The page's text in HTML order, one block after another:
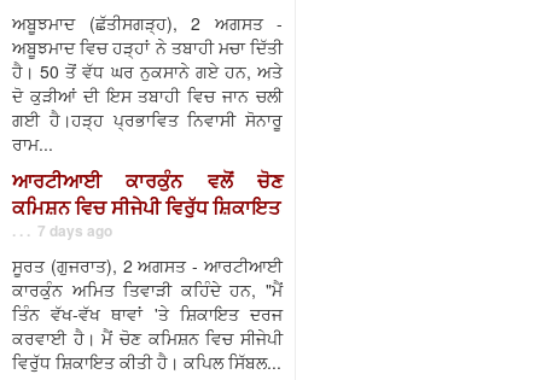
ਅਬੂਝਮਾਦ (ਛੱਤੀਸਗੜ੍ਹ), 2 ਅਗਸਤ -
ਅਬੂਝਮਾਦ ਵਿਚ ਹੜ੍ਹਾਂ ਨੇ ਤਬਾਹੀ ਮਚਾ ਦਿੱਤੀ
ਹੈ। 50 ਤੋਂ ਵੱਧ ਘਰ ਨੁਕਸਾਨੇ ਗਏ ਹਨ, ਅਤੇ
ਦੋ ਕੁੜੀਆਂ ਦੀ ਇਸ ਤਬਾਹੀ ਵਿਚ ਜਾਨ ਚਲੀ
ਗਈ ਹੈ।ਹੜ੍ਹ ਪ੍ਰਭਾਵਿਤ ਨਿਵਾਸੀ ਸੋਨਾਰੂ
ਰਾਮ...
ਆਰਟੀਆਈ ਕਾਰਕੁੰਨ ਵਲੋਂ ਚੋਣ
ਕਮਿਸ਼ਨ ਵਿਚ ਸੀਜੇਪੀ ਵਿਰੁੱਧ ਸ਼ਿਕਾਇਤ
. . . 7 days ago
ਸੂਰਤ (ਗੁਜਰਾਤ), 2 ਅਗਸਤ - ਆਰਟੀਆਈ
ਕਾਰਕੁੰਨ ਅਮਿਤ ਤਿਵਾੜੀ ਕਹਿੰਦੇ ਹਨ, "ਮੈਂ
ਤਿੰਨ ਵੱਖ-ਵੱਖ ਥਾਵਾਂ 'ਤੇ ਸ਼ਿਕਾਇਤ ਦਰਜ
ਕਰਵਾਈ ਹੈ। ਮੈਂ ਚੋਣ ਕਮਿਸ਼ਨ ਵਿਚ ਸੀਜੇਪੀ
ਵਿਰੁੱਧ ਸ਼ਿਕਾਇਤ ਕੀਤੀ ਹੈ। ਕਪਿਲ ਸਿੱਬਲ...